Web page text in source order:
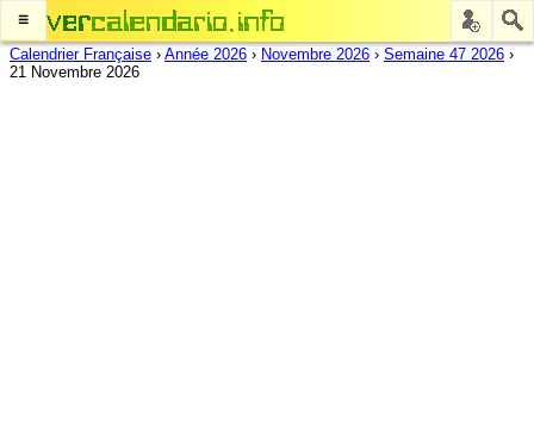
≡
Calendrier Française › Année 2026 › Novembre 2026 › Semaine 47 2026 ›
21 Novembre 2026